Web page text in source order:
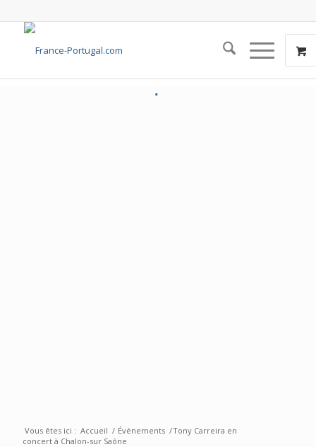
Vous êtes ici : Accueil / Évènements /Tony Carreira en
concert à Chalon-sur Saône